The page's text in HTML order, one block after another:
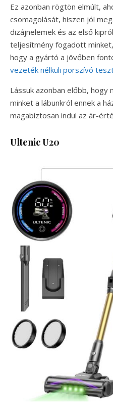
Ez azonban rögtön elmúlt,
csomagolását, hiszen jól
dizájnelemek és az első
teljesítmény fogadott
hogy a gyártó a jövőben
vezeték nélküli porszívó
Lássuk azonban előbb, hogy
minket a lábunkról ennek a
magabiztosan indul az ár-
Ultenic U20